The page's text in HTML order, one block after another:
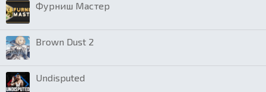
Фурниш Мастер
Brown Dust 2
Undisputed